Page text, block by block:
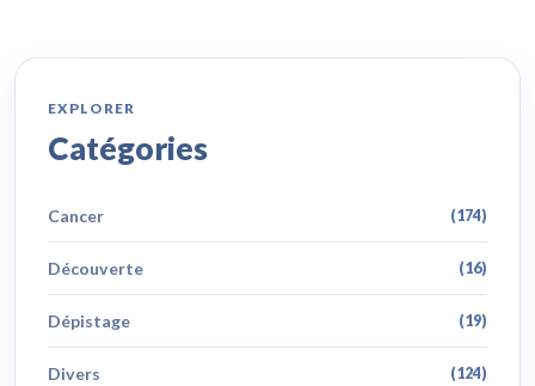
EXPLORER
Catégories
Cancer (174)
Découverte (16)
Dépistage (19)
Divers (124)